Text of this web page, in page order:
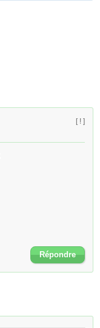
[ ! ]
Répondre